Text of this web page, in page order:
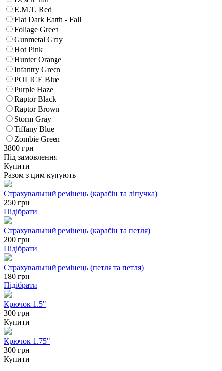
E.M.T. Red
Flat Dark Earth - Fall
Foliage Green
Gunmetal Gray
Hot Pink
Hunter Orange
Infantry Green
POLICE Blue
Purple Haze
Raptor Black
Raptor Brown
Storm Gray
Tiffany Blue
Zombie Green
3800 грн
Під замовлення
Купити
Разом з цим купують
Страхувальний ремінець (карабін та ліпучка)
250 грн
Підібрати
Страхувальний ремінець (карабін та петля)
200 грн
Підібрати
Страхувальний ремінець (петля та петля)
180 грн
Підібрати
Крючок 1.5"
300 грн
Купити
Крючок 1.75"
300 грн
Купити